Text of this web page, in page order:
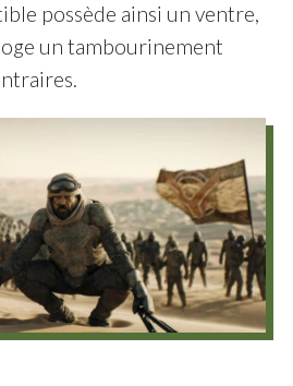
possède ainsi un ventre,
un tambourinement